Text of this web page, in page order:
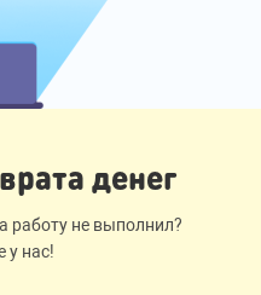
денег
работу не выполнил?
у нас!